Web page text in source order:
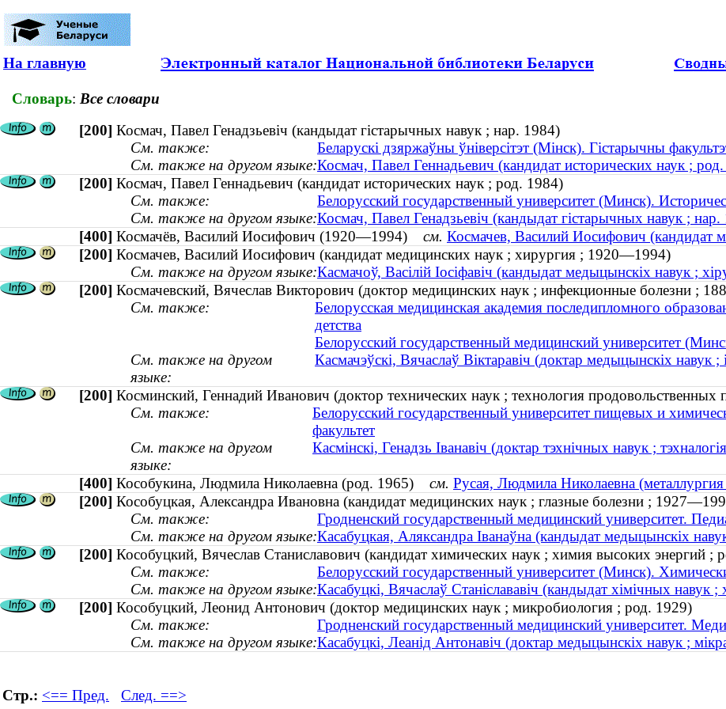
На главную
Словарь: Все словари
[200] Космач, Павел Генадзьевіч (кандыдат гістарычных навук ; нар. 1984)
См. также:
Беларускі дзяржаўны ўніверсітэт (Мінск). Гістарычны
См. также на другом языке:Космач, Павел Геннадьевич (кандидат исторических наук ;
[200] Космач, Павел Геннадьевич (кандидат исторических наук ; род. 1984)
См. также:
Белорусский государственный университет (Минск).
См. также на другом языке:Космач, Павел Генадзьевіч (кандыдат гістарычных навук ;
[400] Космачёв, Василий Иосифович (1920—1994) см. Космачев, Василий Иосифович (кандидат
[200] Космачев, Василий Иосифович (кандидат медицинских наук ; хирургия ; 1920—1994)
См. также на другом языке:Касмачоў, Васілій Іосіфавіч (кандыдат медыцынскіх навук ;
[200] Космачевский, Вячеслав Викторович (доктор медицинских наук ; инфекционные болезни ;
См. также:
Белорусская медицинская академия последипломного
детства
Белорусский государственный медицинский университет
См. также на другом
языке:
Касмачэўскі, Вячаслаў Віктаравіч (доктар медыцынскіх
[200] Косминский, Геннадий Иванович (доктор технических наук ; технология продовольственных
См. также:
Белорусский государственный университет пищевых и
факультет
См. также на другом
языке:
Касмінскі, Генадзь Іванавіч (доктар тэхнічных навук ;
[400] Кособукина, Людмила Николаевна (род. 1965) см. Русая, Людмила Николаевна
[200] Кособуцкая, Александра Ивановна (кандидат медицинских наук ; глазные болезни ;
См. также:
Гродненский государственный медицинский университет.
См. также на другом языке:Касабуцкая, Аляксандра Іванаўна (кандыдат медыцынскіх
[200] Кособуцкий, Вячеслав Станиславович (кандидат химических наук ; химия высоких энергий ;
См. также:
Белорусский государственный университет (Минск).
См. также на другом языке:Касабуцкі, Вячаслаў Станіслававіч (кандыдат хімічных навук ;
[200] Кособуцкий, Леонид Антонович (доктор медицинских наук ; микробиология ; род. 1929)
См. также:
Гродненский государственный медицинский университет.
См. также на другом языке:Касабуцкі, Леанід Антонавіч (доктар медыцынскіх навук ;
Стр.: <== Пред. След. ==>